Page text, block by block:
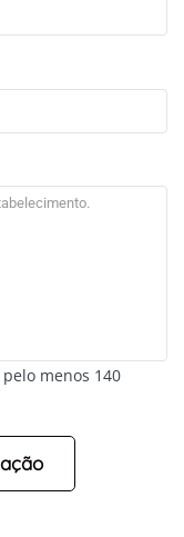
menos 140